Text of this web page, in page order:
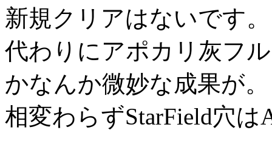
新規クリアはないです。
代わりにアポカリ灰フ
かなんか微妙な成果が。
相変わらずStarField穴